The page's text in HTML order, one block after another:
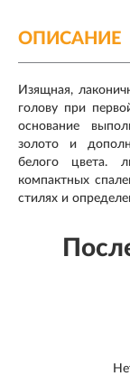
ОПИСАНИЕ
Изящная,
голову при
основание
золото и
белого цвета.
компактных
стилях и